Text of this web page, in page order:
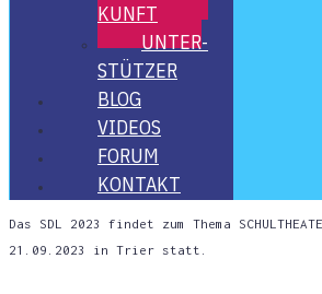
KUNFT
UNTER­
STÜT­ZER
BLOG
VIDE­OS
FORUM
KON­TAKT
Das SDL 2023 fin­det zum The­ma
21.09.2023 in Trier statt.